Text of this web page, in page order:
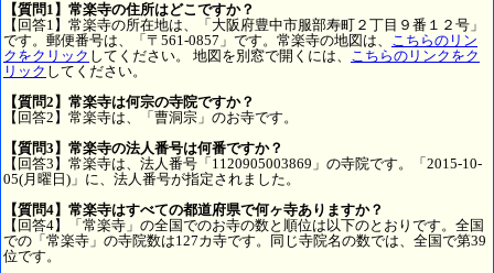
【質問1】常楽寺の住所はどこですか？
【回答1】常楽寺の所在地は、「大阪府豊中市服部寿町２丁目９番１２号」
です。郵便番号は、「〒561-0857」です。常楽寺の地図は、 こちらのリン
クをクリック してください。 地図を別窓で開くには、 こちらのリンクをク
リック してください。
【質問2】常楽寺は何宗の寺院ですか？
【回答2】常楽寺は、「曹洞宗」のお寺です。
【質問3】常楽寺の法人番号は何番ですか？
【回答3】常楽寺は、法人番号「1120905003869」の寺院です。「2015-10-
05(月曜日)」に、法人番号が指定されました。
【質問4】常楽寺はすべての都道府県で何ヶ寺ありますか？
【回答4】「常楽寺」の全国でのお寺の数と順位は以下のとおりです。全国
での「常楽寺」の寺院数は127カ寺です。同じ寺院名の数では、全国で第39
位です。